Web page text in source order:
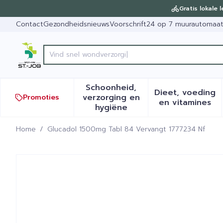
Gratis lokale
ContactGezondheidsnieuwsVoorschrift24 op 7 muurautomaat
Product, merk, categorie...
Promoties
Schoonheid,
verzorging en
hygiëneToon submenu voor
Dieet, voeding
en vitamines
Toon
Home / Glucadol 1500mg Tabl 84 Vervangt 1777234 Nf
Glucadol 1500mg Tabl